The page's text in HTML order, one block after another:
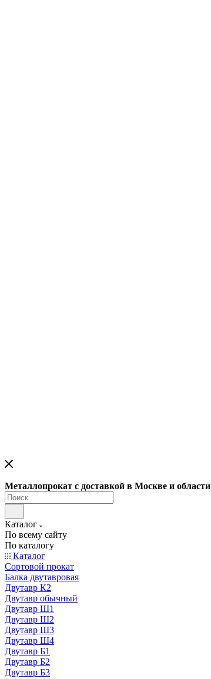
Металлопрокат с доставкой в Москве и области
Каталог
По всему сайту
По каталогу
Каталог
Сортовой прокат
Балка двутавровая
Двутавр К2
Двутавр обычный
Двутавр Ш1
Двутавр Ш2
Двутавр Ш3
Двутавр Ш4
Двутавр Б1
Двутавр Б2
Двутавр Б3